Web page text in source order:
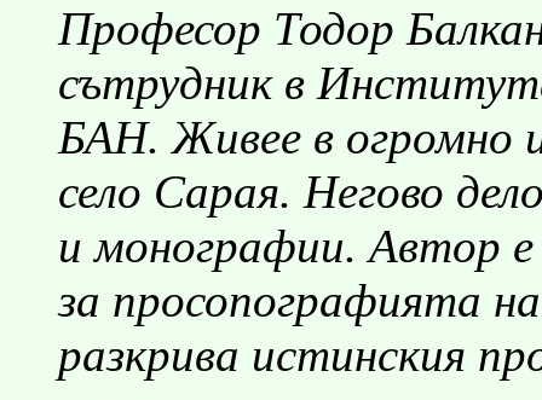
Професор Тодор
сътрудник в
БАН. Живее в огромно
село Сарая. Негово
и монографии. Автор е
за просопографията
разкрива истинския